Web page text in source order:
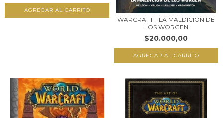
WARCRAFT - LA MALDICIÓN DE
LOS WORGEN
$20.000,00